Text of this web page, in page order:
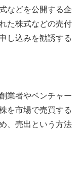
などを公開する企
た株式などの売付
し込みを勧誘する
業者やベンチャー
を市場で売買する
、売出という方法